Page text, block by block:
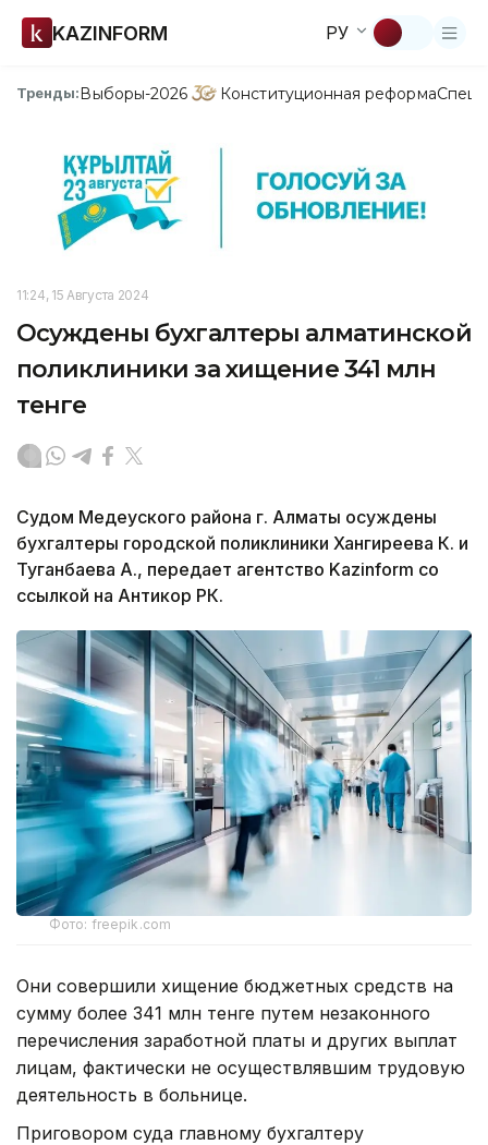
KAZINFORM РУ
Тренды:Выборы-2026 Конституционная реформа
11:24, 15 Августа 2024
Осуждены бухгалтеры алматинской
поликлиники за хищение 341 млн
тенге
Судом Медеуского района г. Алматы осуждены
бухгалтеры городской поликлиники Хангиреева К. и
Туганбаева А., передает агентство Kazinform со
ссылкой на Антикор РК.
Фото: freepik.com
Они совершили хищение бюджетных средств на
сумму более 341 млн тенге путем незаконного
перечисления заработной платы и других выплат
лицам, фактически не осуществлявшим трудовую
деятельность в больнице.
Приговором суда главному бухгалтеру